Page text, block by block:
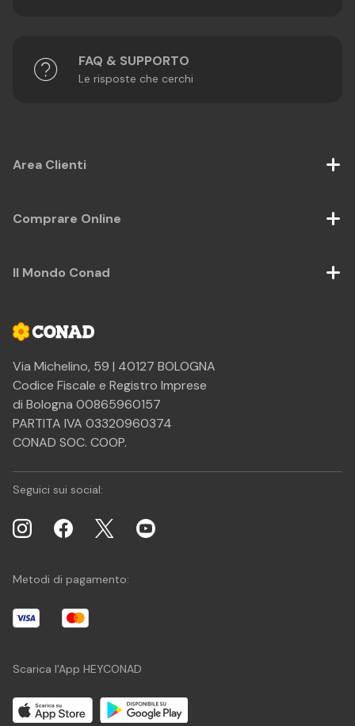
FAQ & SUPPORTO
Le risposte che cerchi
Via Michelino, 59 | 40127 BOLOGNA
Codice Fiscale e Registro Imprese
di Bologna 00865960157
PARTITA IVA 03320960374
CONAD SOC. COOP.
Area Clienti
Comprare Online
Il Mondo Conad
Seguici sui social:
Metodi di pagamento:
Scarica l'App HEYCONAD